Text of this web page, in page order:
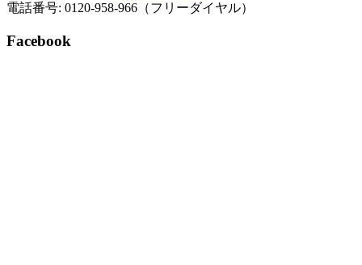
電話番号: 0120-958-966（フリーダイヤル）
Facebook